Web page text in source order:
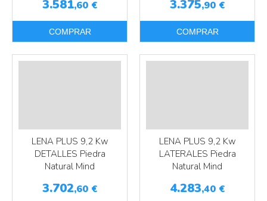
3.581,60 €
COMPRAR
3.375,90 €
COMPRAR
LENA PLUS 9,2 Kw
DETALLES Piedra
Natural Mind
3.702,60 €
LENA PLUS 9,2 Kw
LATERALES Piedra
Natural Mind
4.283,40 €
Más info Más info